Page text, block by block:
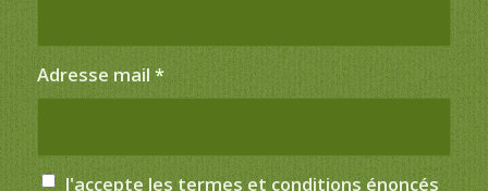
Adresse mail *
J'accepte les termes et conditions énoncés